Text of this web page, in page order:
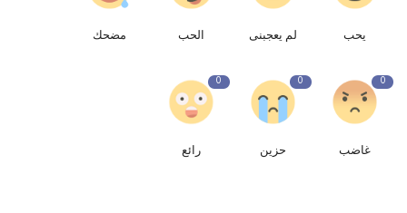
يحب لم يعجبنى الحب مضحك
0
غاضب
0
حزين
0
رائع